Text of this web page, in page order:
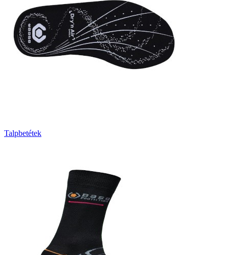
Talpbetétek